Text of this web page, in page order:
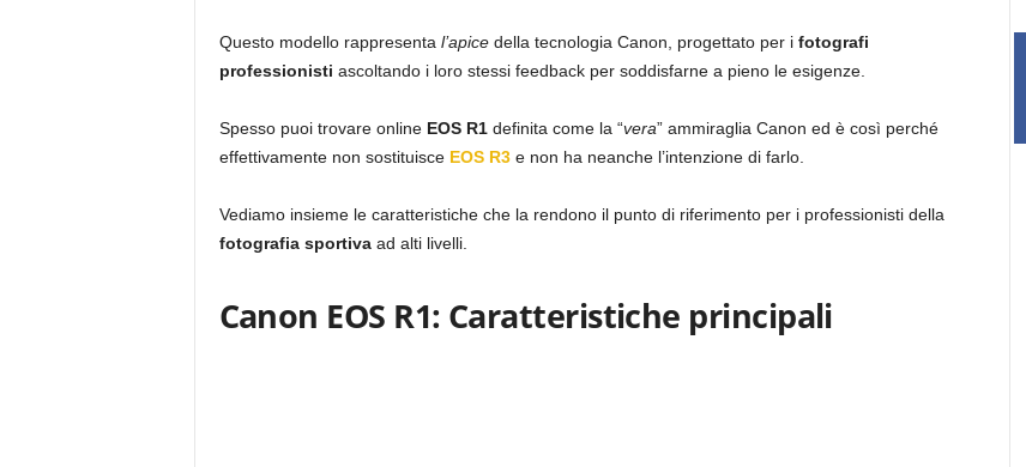
Questo modello rappresenta l’apice della tecnologia Canon, progettato per ifotografi
professionisti ascoltando i loro stessi feedback per soddisfarne a pieno le esigenze.
Spesso puoi trovare online EOS R1 definita come la “vera” ammiraglia Canon ed è così perché
effettivamente non sostituisceEOS R3e non ha neanche l’intenzione di farlo.
Vediamo insieme le caratteristiche che la rendono il punto di riferimento per i professionisti della
fotografia sportivaad alti livelli.
Canon EOS R1: Caratteristiche principali